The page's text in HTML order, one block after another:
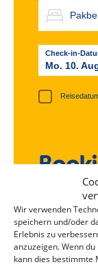
Wir verwenden
speichern und/oder
Erlebnis zu
anzuzeigen. Wenn
kann dies bestimmte
Check-in-
Mo. 10.
Wir
schämen